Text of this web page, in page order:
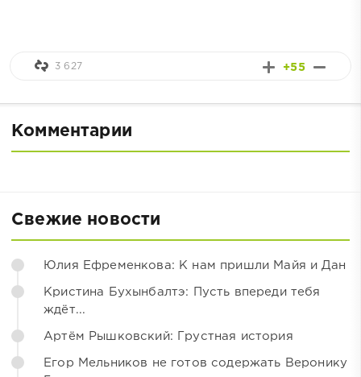
+55
3 627
Комментарии
Свежие новости
Юлия Ефременкова: К нам пришли Майя и Дан
Кристина Бухынбалтэ: Пусть впереди тебя
ждёт...
Артём Рышковский: Грустная история
Егор Мельников не готов содержать Веронику